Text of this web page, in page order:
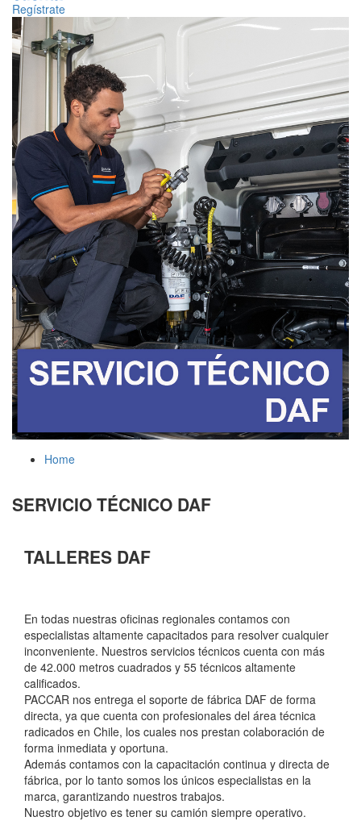
Regístrate
Home
SERVICIO TÉCNICO DAF
TALLERES DAF
En todas nuestras oficinas regionales contamos con
especialistas altamente capacitados para resolver cualquier
inconveniente. Nuestros servicios técnicos cuenta con más
de 42.000 metros cuadrados y 55 técnicos altamente
calificados.
PACCAR nos entrega el soporte de fábrica DAF de forma
directa, ya que cuenta con profesionales del área técnica
radicados en Chile, los cuales nos prestan colaboración de
forma inmediata y oportuna.
Además contamos con la capacitación continua y directa de
fábrica, por lo tanto somos los únicos especialistas en la
marca, garantizando nuestros trabajos.
Nuestro objetivo es tener su camión siempre operativo.